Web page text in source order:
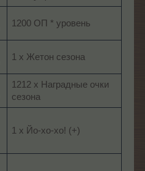
1200 ОП * уровень
1 x Жетон сезона
1212 x Наградные очки
сезона
1 x Йо-хо-хо! (+)